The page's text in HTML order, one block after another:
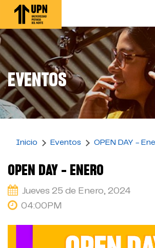
Pasar
contenido
principal
EVENTOS
Inicio Eventos OPEN DAY -
OPEN DAY - ENERO
Jueves 25 de Enero, 2024
04:00PM